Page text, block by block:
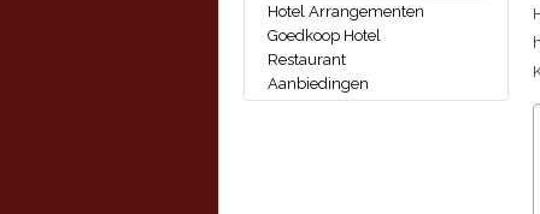
Hotel Arrangementen
Goedkoop Hotel
Restaurant
Aanbiedingen